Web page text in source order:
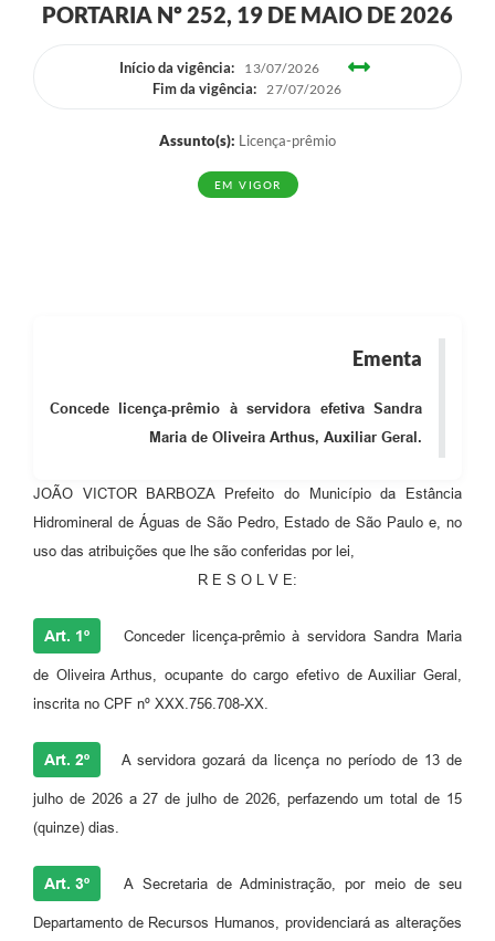
PORTARIA Nº 252, 19 DE MAIO DE 2026
Início da vigência: 13/07/2026
Fim da vigência: 27/07/2026
Assunto(s): Licença-prêmio
EM VIGOR
Ementa
Concede licença-prêmio à servidora efetiva Sandra
Maria de Oliveira Arthus, Auxiliar Geral.
JOÃO VICTOR BARBOZA Prefeito do Município da Estância
Hidromineral de Águas de São Pedro, Estado de São Paulo e, no
uso das atribuições que lhe são conferidas por lei,
R E S O L V E:
Art. 1º Conceder licença-prêmio à servidora Sandra Maria
de Oliveira Arthus, ocupante do cargo efetivo de Auxiliar Geral,
inscrita no CPF nº XXX.756.708-XX.
Art. 2º A servidora gozará da licença no período de 13 de
julho de 2026 a 27 de julho de 2026, perfazendo um total de 15
(quinze) dias.
Art. 3º A Secretaria de Administração, por meio de seu
Departamento de Recursos Humanos, providenciará as alterações